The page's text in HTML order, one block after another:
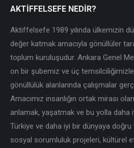
AKTİFFELSEFE NEDİR?
Aktiffelsefe 1989 yılında ülkemizin
değer katmak amacıyla gönüllüler
toplum kuruluşudur. Ankara Genel
on bir şubemiz ve üç
gönüllülük alanlarında çalışmalar
Amacımız insanlığın ortak mirası
anlamak, yaşatmak ve bu yolla daha
Türkiye ve daha iyi bir dünyaya doğru
sosyal sorumluluk projeleri, kültürel